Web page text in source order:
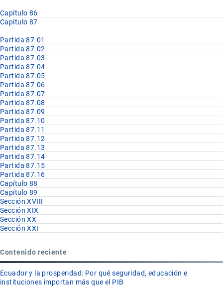
Capítulo 86
Capítulo 87
Partida 87.01
Partida 87.02
Partida 87.03
Partida 87.04
Partida 87.05
Partida 87.06
Partida 87.07
Partida 87.08
Partida 87.09
Partida 87.10
Partida 87.11
Partida 87.12
Partida 87.13
Partida 87.14
Partida 87.15
Partida 87.16
Capítulo 88
Capítulo 89
Sección XVIII
Sección XIX
Sección XX
Sección XXI
Contenido reciente
Ecuador y la prosperidad: Por qué seguridad, educación e
instituciones importan más que el PIB